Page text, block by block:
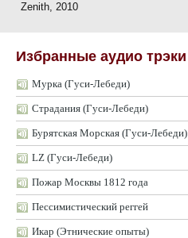
Zenith, 2010
Избранные аудио трэки
Мурка (Гуси-Лебеди)
Страдания (Гуси-Лебеди)
Бурятская Морская (Гуси-Лебеди)
LZ (Гуси-Лебеди)
Пожар Москвы 1812 года
Пессимистический реггей
Икар (Этнические опыты)